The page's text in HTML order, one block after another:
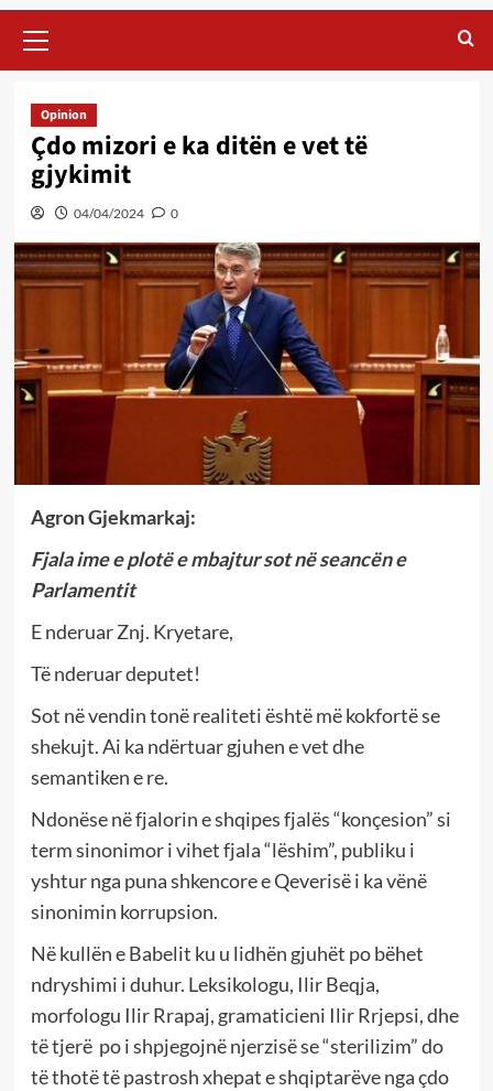
Menu
Opinion
Çdo mizori e ka ditën e vet të
gjykimit
04/04/2024 0
Agron Gjekmarkaj:
Fjala ime e plotë e mbajtur sot në seancën e
Parlamentit
E nderuar Znj. Kryetare,
Të nderuar deputet!
Sot në vendin tonë realiteti është më kokfortë se
shekujt. Ai ka ndërtuar gjuhen e vet dhe
semantiken e re.
Ndonëse në fjalorin e shqipes fjalës “konçesion” si
term sinonimor i vihet fjala “lëshim”, publiku i
yshtur nga puna shkencore e Qeverisë i ka vënë
sinonimin korrupsion.
Në kullën e Babelit ku u lidhën gjuhët po bëhet
ndryshimi i duhur. Leksikologu, Ilir Beqja,
morfologu Ilir Rrapaj, gramaticieni Ilir Rrjepsi, dhe
të tjerë po i shpjegojnë njerzisë se “sterilizim” do
të thotë të pastrosh xhepat e shqiptarëve nga çdo